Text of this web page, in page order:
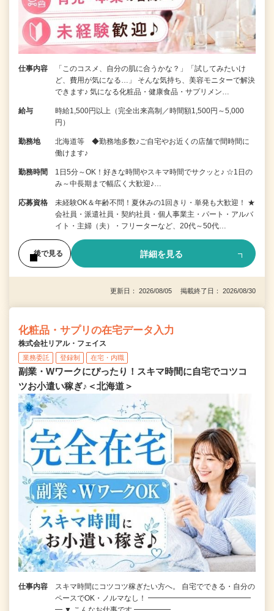
仕事内容
「このコスメ、自分の肌に合うかな？」「試してみたいけ
ど、費用が気になる…」 そんな気持ち、美容モニターで解決
できます♪ 気になる化粧品・健康食品・サプリメン…
給与
時給1,500円以上（完全出来高制／時間額1,500円～5,000
円）
勤務地
北海道等 ◆勤務地多数♪ご自宅やお近くの店舗で間時間に
働けます♪
勤務時間
1日5分～OK！好きな時間やスキマ時間でサクッと♪ ☆1日の
み～中長期まで幅広く大歓迎♪…
応募資格
未経験OK＆年齢不問！夏休みの1回きり・単発も大歓迎！ ★
会社員・派遣社員・契約社員・個人事業主・パート・アルバ
イト・主婦（夫）・フリーターなど、20代～50代…
後で見る 詳細を見る
更新日： 2026/08/05 掲載終了日： 2026/08/30
化粧品・サプリの在宅データ入力
株式会社リアル・フェイス
業務委託 登録制 在宅・内職
副業・Wワークにぴったり！スキマ時間に自宅でコツコ
ツお小遣い稼ぎ♪＜北海道＞
仕事内容
スキマ時間にコツコツ稼ぎたい方へ。 自宅でできる・自分の
ペースでOK・ノルマなし！ ━━━━━━━━━━━━━━